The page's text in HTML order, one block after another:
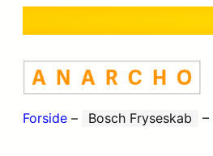
Forside – Bosch Fryseskab –